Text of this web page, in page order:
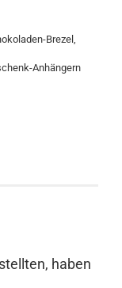
Brezel,
Anhängern
haben